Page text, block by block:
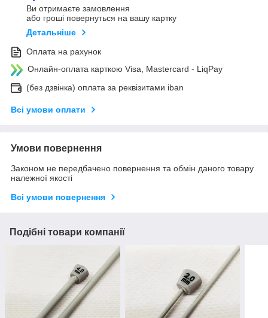
Ви отримаєте замовлення
або гроші повернуться на вашу картку
Детальніше
Оплата на рахунок
Онлайн-оплата карткою Visa, Mastercard - LiqPay
(без дзвінка) оплата за реквізитами iban
Всі умови оплати
Умови повернення
Законом не передбачено повернення та обмін даного товару
належної якості
Всі умови повернення
Подібні товари компанії